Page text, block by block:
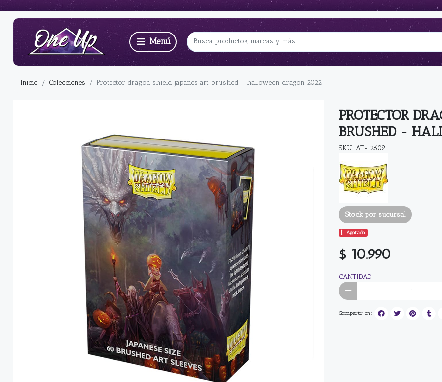
Inicio Colecciones Protector dragon shield japanes art brushed - halloween dragon 2022
PROTECTOR
BRUSHED -
SKU: AT-12609
Stock por sucursal
Agotado.
$ 10.990
CANTIDAD
Compartir en: